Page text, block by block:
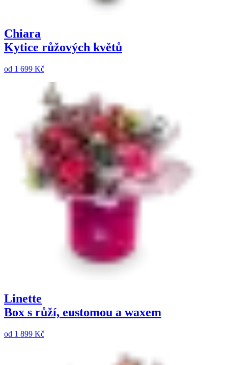
Chiara
Kytice růžových květů
od 1 699 Kč
Linette
Box s růží, eustomou a waxem
od 1 899 Kč